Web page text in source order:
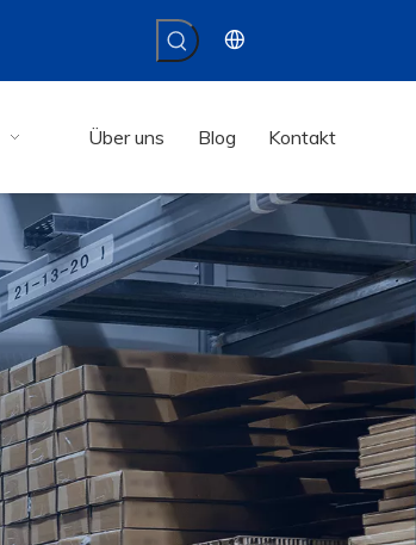
Über uns Blog Kontakt